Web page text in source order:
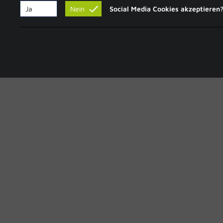
Design&Datenbank
Ja Nein Social Media Cookies akzeptieren?